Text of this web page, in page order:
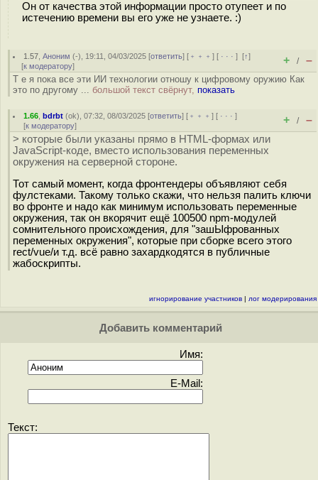
Он от качества этой информации просто отупеет и по
истечению времени вы его уже не узнаете. :)
1.57 ,Аноним (-), 19:11, 04/03/2025 [ответить] [ ﹢﹢﹢] [ · · ·][↑]
[к модератору] + / –
Т е я пока все эти ИИ технологии отношу к цифровому оружию Как
это по другому ... большой текст свёрнут, показать
1.66 ,bdrbt (ok), 07:32, 08/03/2025 [ответить] [ ﹢﹢﹢] [ · · ·]
[к модератору] + / –
> которые были указаны прямо в HTML-формах или
JavaScript-коде, вместо использования переменных
окружения на серверной стороне.
Тот самый момент, когда фронтендеры объявляют себя
фулстеками. Такому только скажи, что нельзя палить ключи
во фронте и надо как минимум использовать переменные
окружения, так он вкорячит ещё 100500 npm-модулей
сомнительного происхождения, для "зашЫфрованных
переменных окружения", которые при сборке всего этого
rect/vue/и т.д. всё равно захардкодятся в публичные
жабоскрипты.
игнорирование участников | лог модерирования
Добавить комментарий
Имя:
E-Mail:
Текст: